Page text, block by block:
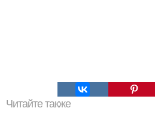
Читайте также